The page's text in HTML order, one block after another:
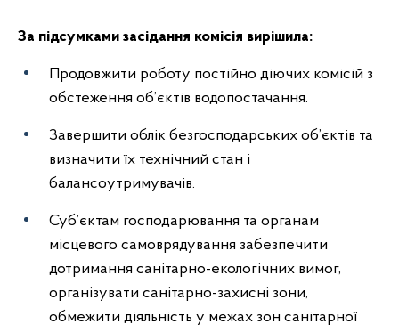
За підсумками засідання комісія вирішила:
Продовжити роботу постійно діючих комісій з
обстеження об’єктів водопостачання.
Завершити облік безгосподарських об’єктів та
визначити їх технічний стан і
балансоутримувачів.
Суб’єктам господарювання та органам
місцевого самоврядування забезпечити
дотримання санітарно-екологічних вимог,
організувати санітарно-захисні зони,
обмежити діяльність у межах зон санітарної